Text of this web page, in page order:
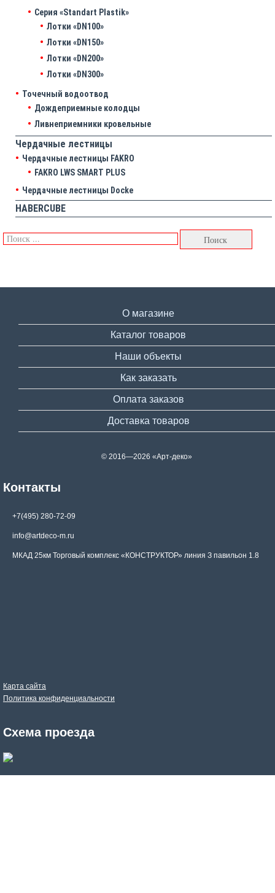
Серия «Standart Plastik»
Лотки «DN100»
Лотки «DN150»
Лотки «DN200»
Лотки «DN300»
Точечный водоотвод
Дождеприемные колодцы
Ливнеприемники кровельные
Чердачные лестницы
Чердачные лестницы FAKRO
FAKRO LWS SMART PLUS
Чердачные лестницы Docke
HABERCUBE
О магазине
Каталог товаров
Наши объекты
Как заказать
Оплата заказов
Доставка товаров
© 2016—2026 «Арт-деко»
Контакты
+7(495) 280-72-09
info@artdeco-m.ru
МКАД 25км Торговый комплекс «КОНСТРУКТОР» линия З павильон 1.8
Карта сайта
Политика конфиденциальности
Схема проезда